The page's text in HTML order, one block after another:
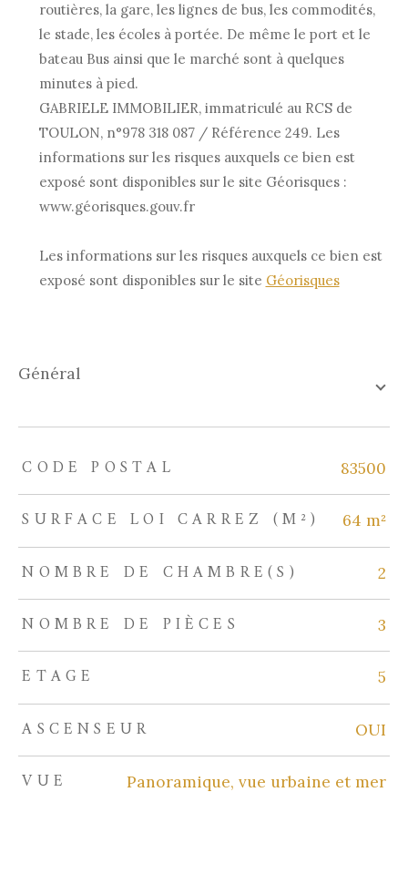
routières, la gare, les lignes de bus, les commodités,
le stade, les écoles à portée. De même le port et le
bateau Bus ainsi que le marché sont à quelques
minutes à pied.
GABRIELE IMMOBILIER, immatriculé au RCS de
TOULON, n°978 318 087 / Référence 249. Les
informations sur les risques auxquels ce bien est
exposé sont disponibles sur le site Géorisques :
www.géorisques.gouv.fr
Les informations sur les risques auxquels ce bien est
exposé sont disponibles sur le site Géorisques
général
TRAD_ZEPHYR_Caracteristique TRAD_ZEPHYR_Valeurs
CODE POSTAL 83500
SURFACE LOI CARREZ (M²) 64 m²
NOMBRE DE CHAMBRE(S) 2
NOMBRE DE PIÈCES 3
ETAGE 5
ASCENSEUR OUI
VUE Panoramique, vue urbaine et mer